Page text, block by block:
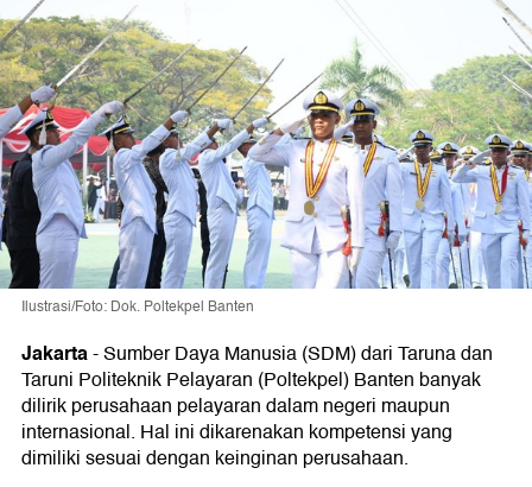
Ilustrasi/Foto: Dok. Poltekpel Banten
Jakarta-Sumber Daya Manusia (SDM) dari Taruna dan
Taruni Politeknik Pelayaran (Poltekpel) Banten banyak
dilirik perusahaan pelayaran dalam negeri maupun
internasional. Hal ini dikarenakan kompetensi yang
dimiliki sesuai dengan keinginan perusahaan.